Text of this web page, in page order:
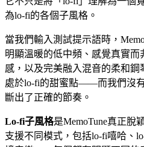
為lo-fi的各個子風格。
當我們輸入測試提示語時，
明顯溫暖的低中頻、感覺真實
感，以及完美融入混音的柔和
處於lo-fi的甜蜜點——而我們沒
斷出了正確的節奏。
Lo-fi子風格是MemoTune真正脫
支援不同模式，包括lo-fi嘻哈、